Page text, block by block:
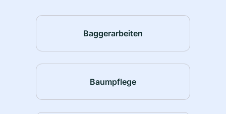
Baggerarbeiten
Baumpflege